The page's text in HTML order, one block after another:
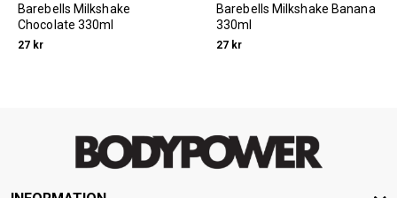
Barebells Milkshake
Chocolate 330ml
27 kr
Barebells Milkshake Banana
330ml
27 kr